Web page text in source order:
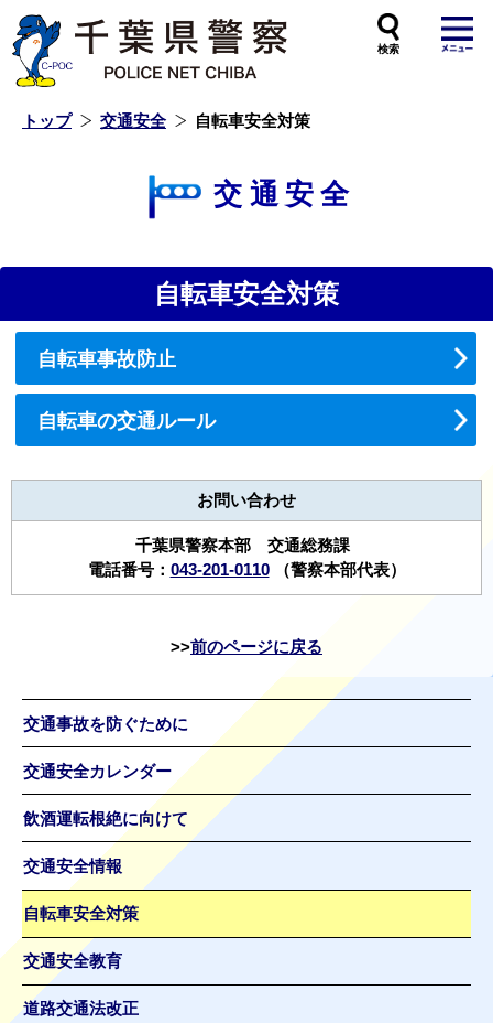
トップ 交通安全 自転車安全対策
交通安全
自転車安全対策
自転車事故防止
自転車の交通ルール
お問い合わせ
千葉県警察本部 交通総務課
電話番号： 043-201-0110（警察本部代表）
前のページに戻る
交通事故を防ぐために
交通安全カレンダー
飲酒運転根絶に向けて
交通安全情報
自転車安全対策
交通安全教育
道路交通法改正